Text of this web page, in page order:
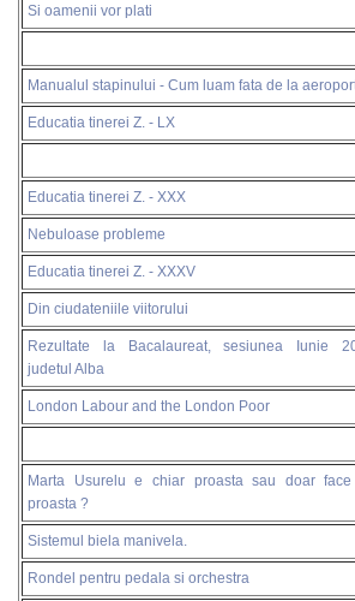
Si oamenii vor plati
Manualul stapinului - Cum luam fata de la
Educatia tinerei Z. - LX
Educatia tinerei Z. - XXX
Nebuloase probleme
Educatia tinerei Z. - XXXV
Din ciudateniile viitorului
Rezultate la Bacalaureat, sesiunea Iunie
judetul Alba
London Labour and the London Poor
Marta Usurelu e chiar proasta sau doar
proasta ?
Sistemul biela manivela.
Rondel pentru pedala si orchestra